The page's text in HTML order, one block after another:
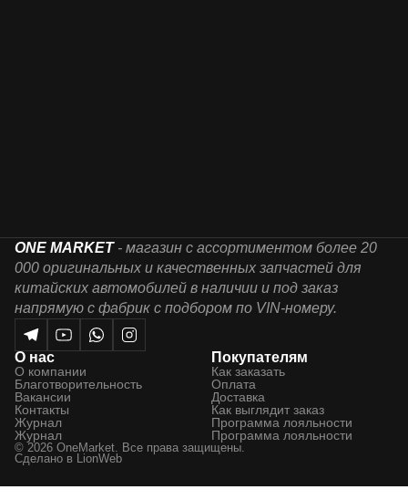
ONE MARKET - магазин с ассортиментом более 20
000 оригинальных и качественных запчастей для
китайских автомобилей в наличии и под заказ
напрямую с фабрик с подбором по VIN-номеру.
О нас
О компании
Благотворительность
Вакансии
Контакты
Журнал
Журнал
Покупателям
Как заказать
Оплата
Доставка
Как выглядит заказ
Программа лояльности
Программа лояльности
© 2026 OneMarket. Все права защищены.
Сделано в LionWeb